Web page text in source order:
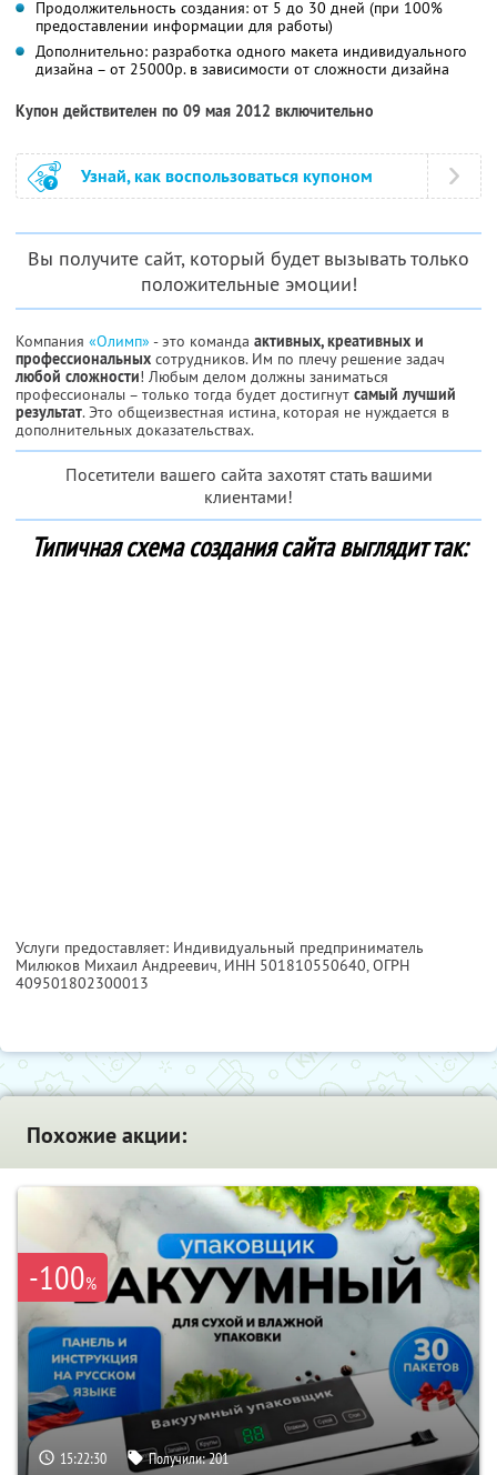
Продолжительность создания: от 5 до 30 дней (при 100%
предоставлении информации для работы)
Дополнительно: разработка одного макета индивидуального
дизайна – от 25000р. в зависимости от сложности дизайна
Купон действителен по 09 мая 2012 включительно
Узнай, как воспользоваться купоном
Вы получите сайт, который будет вызывать только
положительные эмоции!
Компания «Олимп» - это команда активных, креативных и
профессиональных сотрудников. Им по плечу решение задач
любой сложности! Любым делом должны заниматься
профессионалы – только тогда будет достигнут самый лучший
результат. Это общеизвестная истина, которая не нуждается в
дополнительных доказательствах.
Посетители вашего сайта захотят стать вашими
клиентами!
Типичная схема создания сайта выглядит так:
Услуги предоставляет: Индивидуальный предприниматель
Милюков Михаил Андреевич, ИНН 501810550640, ОГРН
409501802300013
Похожие акции:
-100%
15:22:28 Получили:201